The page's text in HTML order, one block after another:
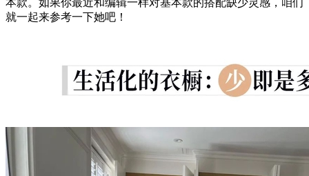
就一起来参考一下她吧！